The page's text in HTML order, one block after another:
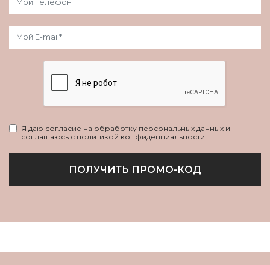
Я даю согласие на обработку персональных данных и
соглашаюсь с политикой конфиденциальности
ПОЛУЧИТЬ ПРОМО-КОД